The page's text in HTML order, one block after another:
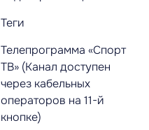
Теги
Телепрограмма «Спорт
ТВ» (Канал доступен
через кабельных
операторов на 11-й
кнопке)